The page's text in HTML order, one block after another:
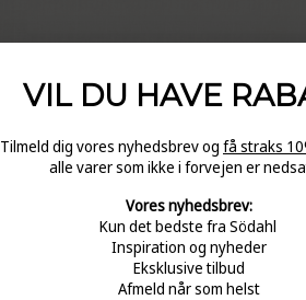
VIL DU HAVE
Tilmeld dig vores nyhedsbrev og få straks
alle varer som ikke i forvejen er
Vores nyhedsbrev:
Kun det bedste fra Södahl
Inspiration og nyheder
Eksklusive tilbud
Afmeld når som helst